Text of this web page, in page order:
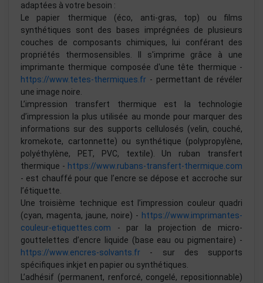
adaptées à votre besoin :
Le papier thermique (éco, anti-gras, top) ou films
synthétiques sont des bases imprégnées de plusieurs
couches de composants chimiques, lui conférant des
propriétés thermosensibles. Il s'imprime grâce à une
imprimante thermique composée d'une tête thermique -
https://www.tetes-thermiques.fr - permettant de révéler
une image noire.
L’impression transfert thermique est la technologie
d’impression la plus utilisée au monde pour marquer des
informations sur des supports cellulosés (velin, couché,
kromekote, cartonnette) ou synthétique (polypropylène,
polyéthylène, PET, PVC, textile). Un ruban transfert
thermique - https://www.rubans-transfert-thermique.com
- est chauffé pour que l’encre se dépose et accroche sur
l’étiquette.
Une troisième technique est l’impression couleur quadri
(cyan, magenta, jaune, noire) - https://www.imprimantes-
couleur-etiquettes.com - par la projection de micro-
gouttelettes d’encre liquide (base eau ou pigmentaire) -
https://www.encres-solvants.fr - sur des supports
spécifiques inkjet en papier ou synthétiques.
L’adhésif (permanent, renforcé, congelé, repositionnable)